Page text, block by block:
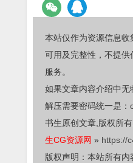
本站仅作为资源信息
可用及完整性，不提
服务。
如果文章内容介绍中
解压需要密码统一是：
书生原创文章,版权所有
生CG资源网 » https://
版权声明：本站所有